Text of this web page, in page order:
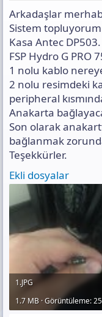
Arkadaşlar
Sistem
Kasa Antec
FSP Hydro G PRO
1 nolu kablo
2 nolu resimdeki
peripheral
Anakarta
Son olarak
bağlanmak
Teşekkürler.
Ekli dosyalar
1.JPG
1.7 MB · Görüntüleme: 25